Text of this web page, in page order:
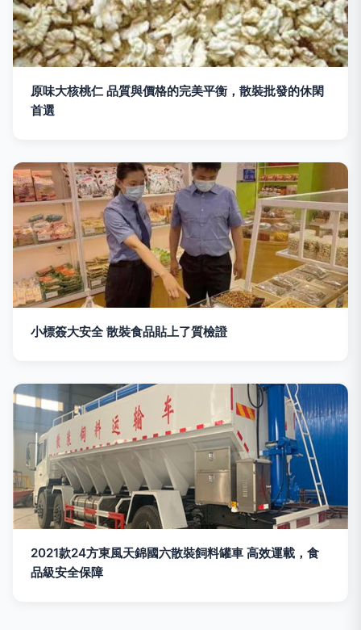
原味大核桃仁 品質與價格的完美平衡，散裝批發的休閑
首選
小標簽大安全 散裝食品貼上了質檢證
2021款24方東風天錦國六散裝飼料罐車 高效運載，食
品級安全保障